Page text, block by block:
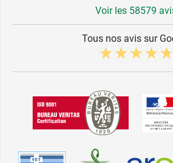
Voir les 58579
Tous nos avis sur